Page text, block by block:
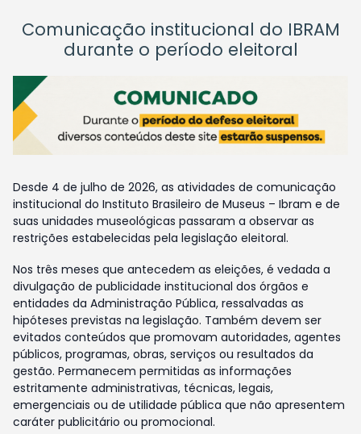
Comunicação institucional do IBRAM
durante o período eleitoral
Desde 4 de julho de 2026, as atividades de comunicação
institucional do Instituto Brasileiro de Museus – Ibram e de
suas unidades museológicas passaram a observar as
restrições estabelecidas pela legislação eleitoral.
Nos três meses que antecedem as eleições, é vedada a
divulgação de publicidade institucional dos órgãos e
entidades da Administração Pública, ressalvadas as
hipóteses previstas na legislação. Também devem ser
evitados conteúdos que promovam autoridades, agentes
públicos, programas, obras, serviços ou resultados da
gestão. Permanecem permitidas as informações
estritamente administrativas, técnicas, legais,
emergenciais ou de utilidade pública que não apresentem
caráter publicitário ou promocional.